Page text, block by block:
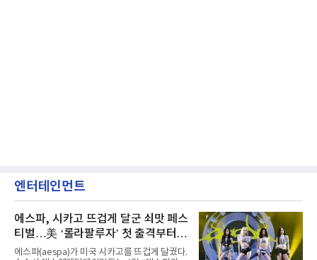
엔터테인먼트
에스파, 시카고 뜨겁게 달군 쇠맛 페스
티벌…美 ‘롤라팔루자’ 첫 출격부터
증명한 존재감
에스파(aespa)가 미국 시카고를 뜨겁게 달궜다.